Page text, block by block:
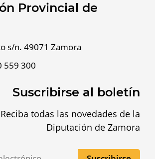
Provincial de
s/n. 49071 Zamora
559 300
Suscribirse al boletín
Reciba todas las novedades de la
Diputación de Zamora